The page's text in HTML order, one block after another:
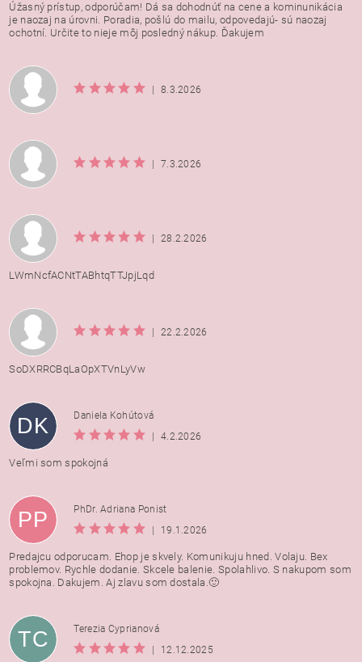
Úžasný prístup, odporúčam! Dá sa dohodnúť na cene a kominunikácia
je naozaj na úrovni. Poradia, pošlú do mailu, odpovedajú- sú naozaj
ochotní. Určite to nieje môj posledný nákup. Ďakujem
8.3.2026
7.3.2026
28.2.2026
LWmNcfACNtTABhtqTTJpjLqd
22.2.2026
SoDXRRCBqLaOpXTVnLyVw
DK
Daniela Kohútová
4.2.2026
Veľmi som spokojná
PP
PhDr. Adriana Ponist
19.1.2026
Predajcu odporucam. Ehop je skvely. Komunikuju hned. Volaju. Bex
problemov. Rychle dodanie. Skcele balenie. Spolahlivo. S nakupom som
spokojna. Dakujem. Aj zlavu som dostala.🙂
TC
Terezia Cyprianová
12.12.2025